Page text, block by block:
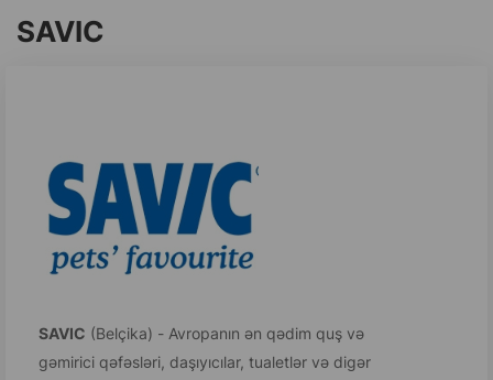
SAVIC
SAVIC (Belçika) - Avropanın ən qədim quş və
gəmirici qəfəsləri, daşıyıcılar, tualetlər və digər